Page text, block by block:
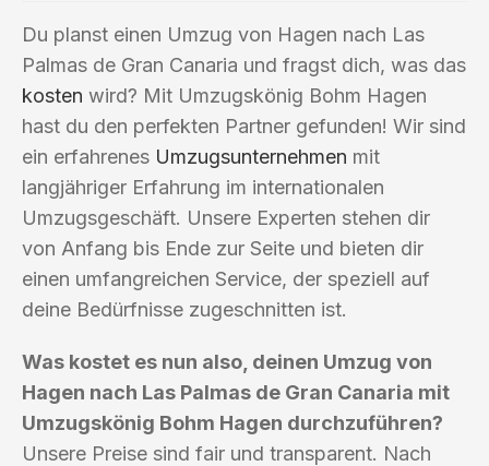
Du planst einen Umzug von Hagen nach Las
Palmas de Gran Canaria und fragst dich, was das
kosten wird? Mit Umzugskönig Bohm Hagen
hast du den perfekten Partner gefunden! Wir sind
ein erfahrenes Umzugsunternehmen mit
langjähriger Erfahrung im internationalen
Umzugsgeschäft. Unsere Experten stehen dir
von Anfang bis Ende zur Seite und bieten dir
einen umfangreichen Service, der speziell auf
deine Bedürfnisse zugeschnitten ist.
Was kostet es nun also, deinen Umzug von
Hagen nach Las Palmas de Gran Canaria mit
Umzugskönig Bohm Hagen durchzuführen?
Unsere Preise sind fair und transparent. Nach